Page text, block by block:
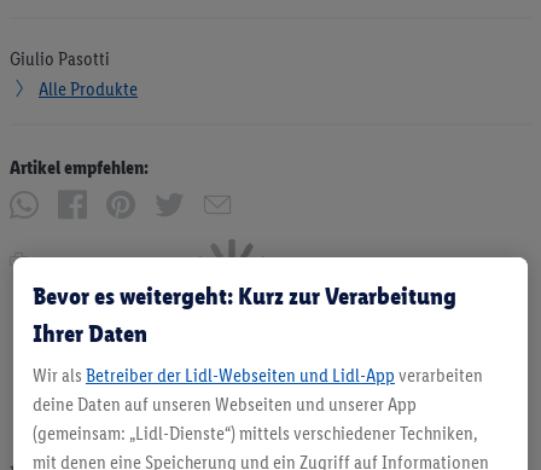
Giulio Pasotti
Alle Produkte
Artikel empfehlen:
Drucken
Bevor es weitergeht: Kurz zur Verarbeitung
Ihrer Daten
Wir als Betreiber der Lidl-Webseiten und Lidl-App verarbeiten
deine Daten auf unseren Webseiten und unserer App
(gemeinsam: „Lidl-Dienste“) mittels verschiedener Techniken,
mit denen eine Speicherung und ein Zugriff auf Informationen